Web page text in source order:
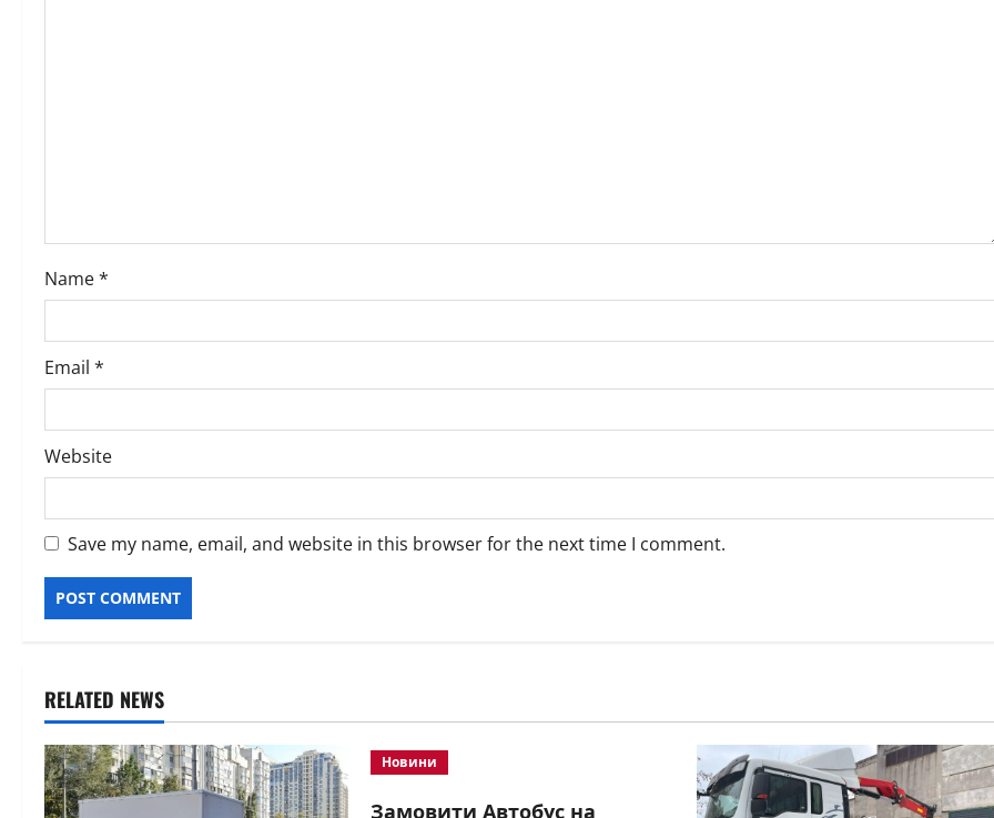
o
n
Name*
Email *
Website
Save my name, email, and website in this browser for the next time I comment.
RELATED NEWS
Новини
Замовити Автобус на